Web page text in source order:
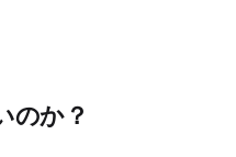
のか？